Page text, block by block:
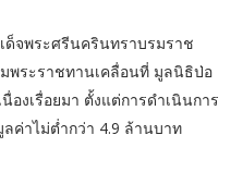
จพระศรีนครินทราบรมราช
พระราชทานเคลื่อนที่ มูลนิธิป่อ
องเรื่อยมา ตั้งแต่การดำเนินการ
ค่าไม่ต่ำกว่า 4.9 ล้านบาท